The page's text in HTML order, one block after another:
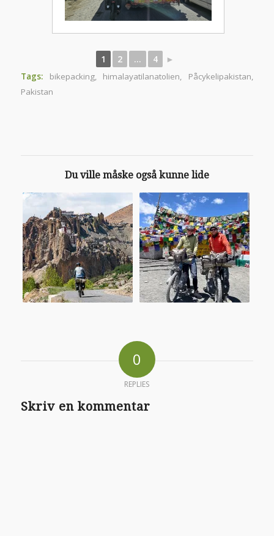
1 2 ... 4 ►
Tags: bikepacking, himalayatilanatolien, Påcykelipakistan,
Pakistan
Du ville måske også kunne lide
0
REPLIES
Skriv en kommentar